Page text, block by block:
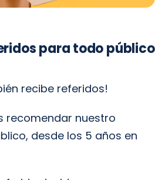
para todo público
recibe referidos!
recomendar nuestro
desde los 5 años en